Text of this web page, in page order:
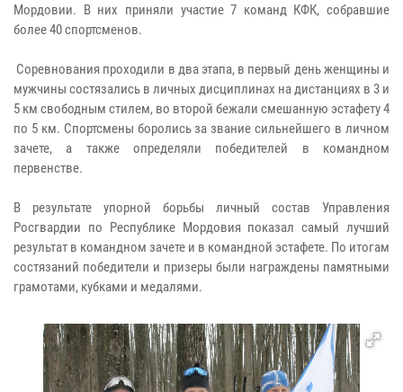
Мордовии. В них приняли участие 7 команд КФК, собравшие
более 40 спортсменов.
Соревнования проходили в два этапа, в первый день женщины и
мужчины состязались в личных дисциплинах на дистанциях в 3 и
5 км свободным стилем, во второй бежали смешанную эстафету 4
по 5 км. Спортсмены боролись за звание сильнейшего в личном
зачете, а также определяли победителей в командном
первенстве.
В результате упорной борьбы личный состав Управления
Росгвардии по Республике Мордовия показал самый лучший
результат в командном зачете и в командной эстафете. По итогам
состязаний победители и призеры были награждены памятными
грамотами, кубками и медалями.